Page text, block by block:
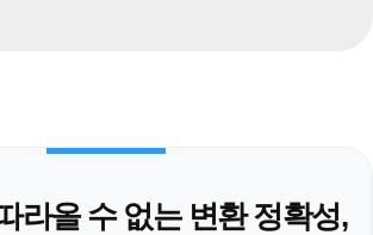
라올 수 없는 변환 정확성,